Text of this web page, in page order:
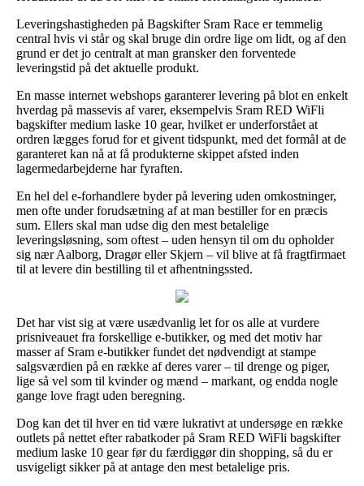
Leveringshastigheden på Bagskifter Sram Race er temmelig
central hvis vi står og skal bruge din ordre lige om lidt, og af den
grund er det jo centralt at man gransker den forventede
leveringstid på det aktuelle produkt.
En masse internet webshops garanterer levering på blot en enkelt
hverdag på massevis af varer, eksempelvis Sram RED WiFli
bagskifter medium laske 10 gear, hvilket er underforstået at
ordren lægges forud for et givent tidspunkt, med det formål at de
garanteret kan nå at få produkterne skippet afsted inden
lagermedarbejderne har fyraften.
En hel del e-forhandlere byder på levering uden omkostninger,
men ofte under forudsætning af at man bestiller for en præcis
sum. Ellers skal man udse dig den mest betalelige
leveringsløsning, som oftest – uden hensyn til om du opholder
sig nær Aalborg, Dragør eller Skjern – vil blive at få fragtfirmaet
til at levere din bestilling til et afhentningssted.
Det har vist sig at være usædvanlig let for os alle at vurdere
prisniveauet fra forskellige e-butikker, og med det motiv har
masser af Sram e-butikker fundet det nødvendigt at stampe
salgsværdien på en række af deres varer – til drenge og piger,
lige så vel som til kvinder og mænd – markant, og endda nogle
gange love fragt uden beregning.
Dog kan det til hver en tid være lukrativt at undersøge en række
outlets på nettet efter rabatkoder på Sram RED WiFli bagskifter
medium laske 10 gear før du færdiggør din shopping, så du er
usvigeligt sikker på at antage den mest betalelige pris.